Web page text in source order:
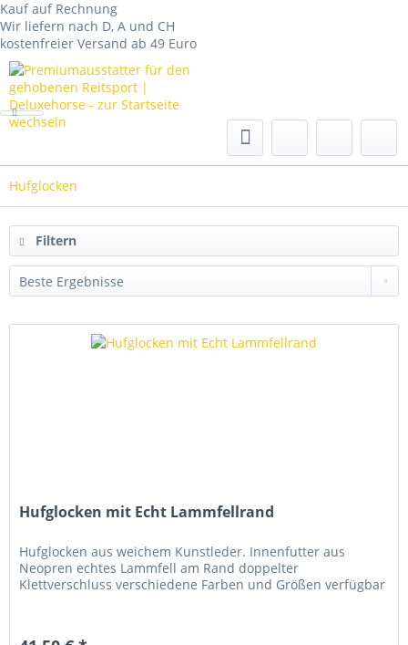
Kauf auf Rechnung
Wir liefern nach D, A und CH
kostenfreier Versand ab 49 Euro
Hufglocken
Filtern
Hufglocken mit Echt Lammfellrand
Hufglocken aus weichem Kunstleder. Innenfutter aus
Neopren echtes Lammfell am Rand doppelter
Klettverschluss verschiedene Farben und Größen verfügbar